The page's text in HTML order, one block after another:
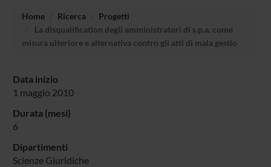
Home Ricerca
Progetti
La disqualification degli amministratori di s.p.a. come
misura ulteriore e alternativa contro gli atti di mala gestio
Data inizio
1 maggio 2010
Durata (mesi)
6
Dipartimenti
Scienze Giuridiche